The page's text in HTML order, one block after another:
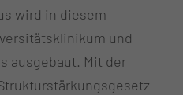
wird in diesem
und
ausgebaut. Mit der